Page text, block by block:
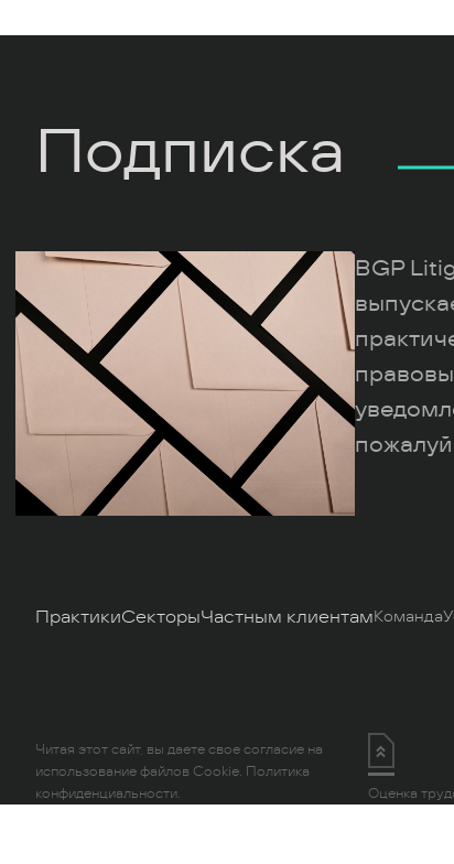
Подписка
BGP
ПрактикиСекторыЧастным клиентамКоманда
Читая этот сайт, вы даете свое согласие на
использование файлов Cookie. Политика
конфиденциальности.
Оценка